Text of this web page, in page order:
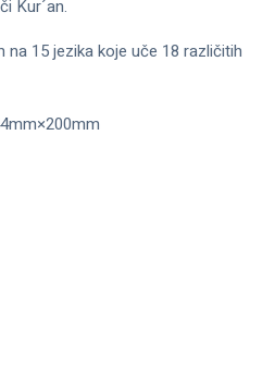
Kur´an.
15 jezika koje uče 18 različitih